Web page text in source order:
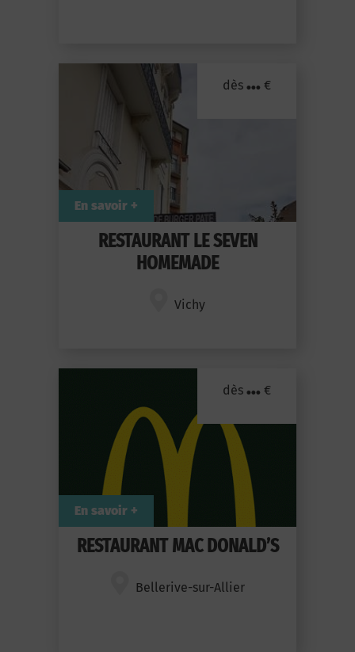
RESTAURANT LE SEVEN
HOMEMADE
Vichy
dès ... €
En savoir +
RESTAURANT MAC DONALD’S
Bellerive-sur-Allier
dès ... €
En savoir +